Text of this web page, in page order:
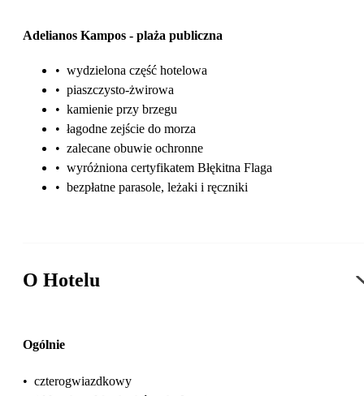
Adelianos Kampos - plaża publiczna
• wydzielona część hotelowa
• piaszczysto-żwirowa
• kamienie przy brzegu
• łagodne zejście do morza
• zalecane obuwie ochronne
• wyróżniona certyfikatem Błękitna Flaga
• bezpłatne parasole, leżaki i ręczniki
O Hotelu
Ogólnie
• czterogwiazdkowy